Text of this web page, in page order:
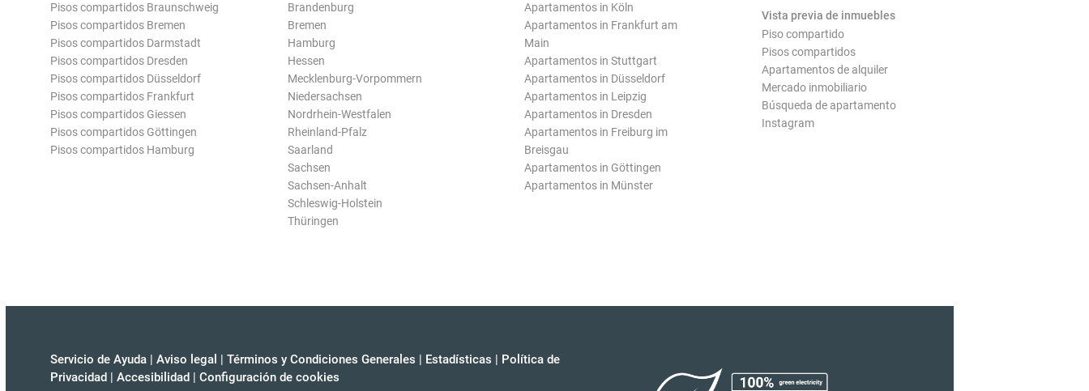
Pisos compartidos Braunschweig
Pisos compartidos Bremen
Pisos compartidos Darmstadt
Pisos compartidos Dresden
Pisos compartidos Düsseldorf
Pisos compartidos Frankfurt
Pisos compartidos Giessen
Pisos compartidos Göttingen
Pisos compartidos Hamburg
Brandenburg
Bremen
Hamburg
Hessen
Mecklenburg-Vorpommern
Niedersachsen
Nordrhein-Westfalen
Rheinland-Pfalz
Saarland
Sachsen
Sachsen-Anhalt
Schleswig-Holstein
Thüringen
Apartamentos in Köln
Apartamentos in Frankfurt am
Main
Apartamentos in Stuttgart
Apartamentos in Düsseldorf
Apartamentos in Leipzig
Apartamentos in Dresden
Apartamentos in Freiburg im
Breisgau
Apartamentos in Göttingen
Apartamentos in Münster
Vista previa de inmuebles
Piso compartido
Pisos compartidos
Apartamentos de alquiler
Mercado inmobiliario
Búsqueda de apartamento
Instagram
Servicio de Ayuda | Aviso legal | Términos y Condiciones Generales | Estadísticas | Política de
Privacidad | Accesibilidad | Configuración de cookies